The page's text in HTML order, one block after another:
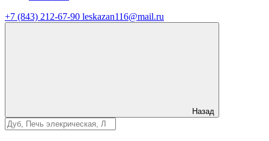
+7 (843) 212-67-90 leskazan116@mail.ru
Назад